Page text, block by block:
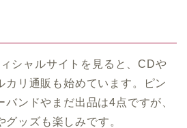
シャルサイトを見ると、CDや
カリ通販も始めています。ピン
バンドやまだ出品は4点ですが、
ッズも楽しみです。